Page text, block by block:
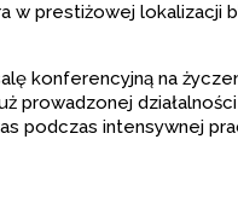
w pre­sti­żo­wej loka­li­za­cji
kon­fe­ren­cyjną na
pro­wa­dzo­nej
pod­czas inten­syw­nej